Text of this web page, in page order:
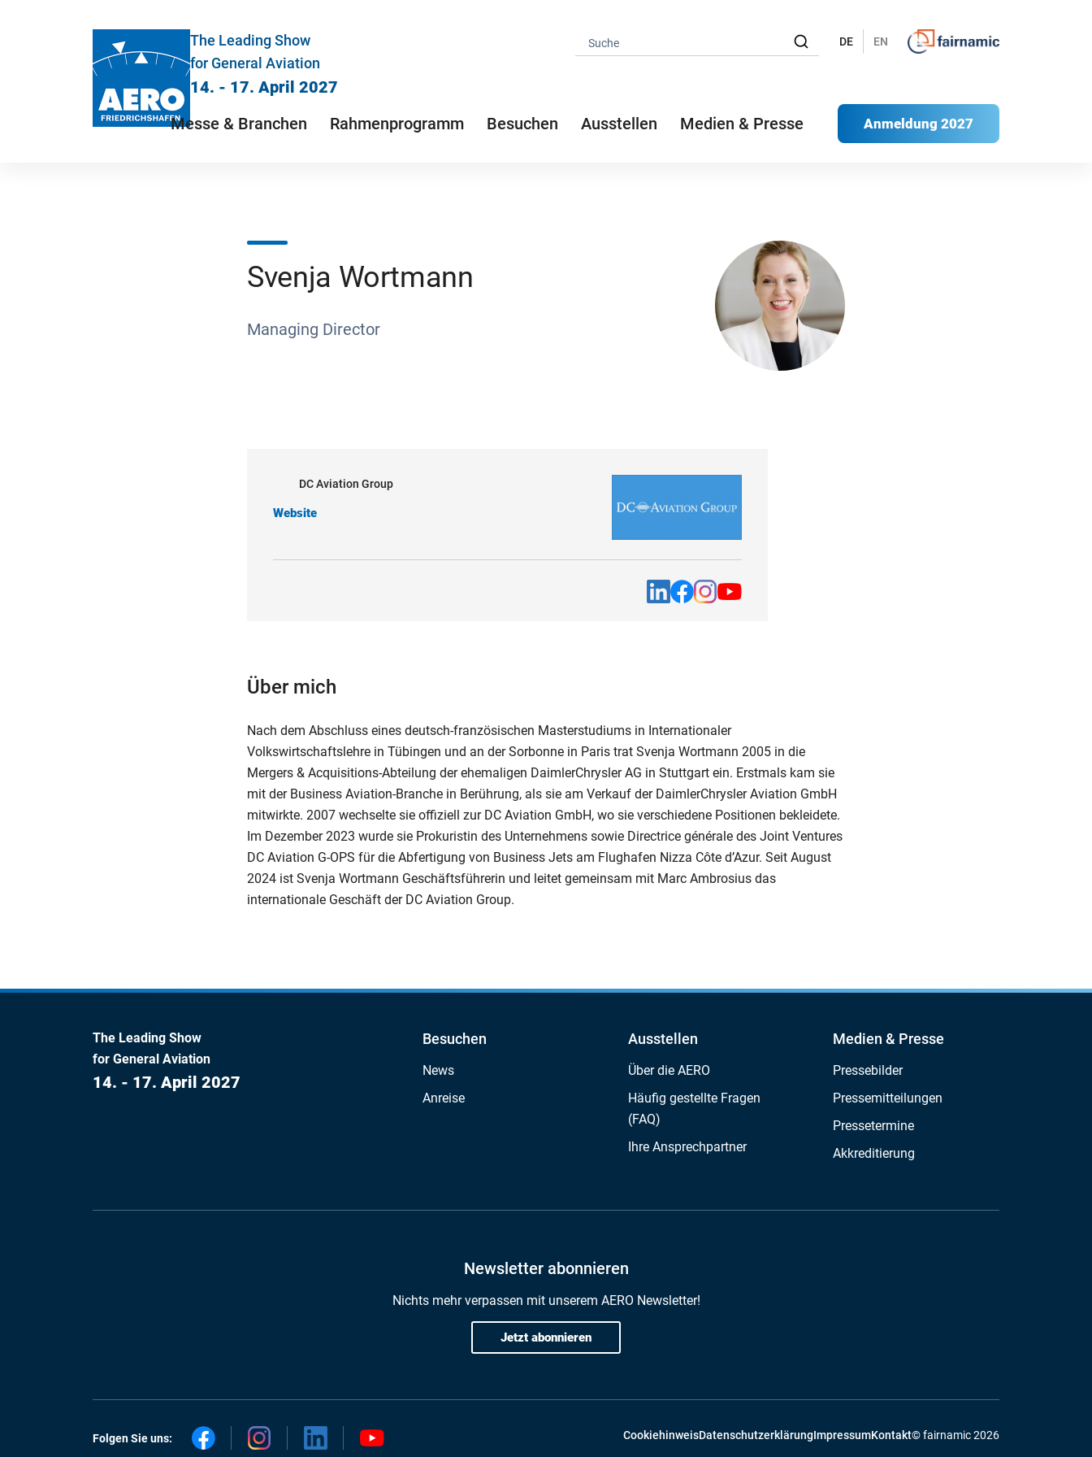
The Leading Show
for General Aviation
14. - 17. April 2027
DE EN
Messe & Branchen Rahmenprogramm Besuchen Ausstellen Medien & Presse Anmeldung 2027
Svenja Wortmann
Managing Director
DC Aviation Group
Website
Über mich
Nach dem Abschluss eines deutsch-französischen Masterstudiums in Internationaler
Volkswirtschaftslehre in Tübingen und an der Sorbonne in Paris trat Svenja Wortmann 2005 in die
Mergers & Acquisitions-Abteilung der ehemaligen DaimlerChrysler AG in Stuttgart ein. Erstmals kam sie
mit der Business Aviation-Branche in Berührung, als sie am Verkauf der DaimlerChrysler Aviation GmbH
mitwirkte. 2007 wechselte sie offiziell zur DC Aviation GmbH, wo sie verschiedene Positionen bekleidete.
Im Dezember 2023 wurde sie Prokuristin des Unternehmens sowie Directrice générale des Joint Ventures
DC Aviation G-OPS für die Abfertigung von Business Jets am Flughafen Nizza Côte d’Azur. Seit August
2024 ist Svenja Wortmann Geschäftsführerin und leitet gemeinsam mit Marc Ambrosius das
internationale Geschäft der DC Aviation Group.
The Leading Show
for General Aviation
14. - 17. April 2027
Besuchen
News
Anreise
Ausstellen
Über die AERO
Häufig gestellte Fragen
(FAQ)
Ihre Ansprechpartner
Medien & Presse
Pressebilder
Pressemitteilungen
Pressetermine
Akkreditierung
Newsletter abonnieren
Nichts mehr verpassen mit unserem AERO Newsletter!
Jetzt abonnieren
Folgen Sie uns: CookiehinweisDatenschutzerklärungImpressumKontakt© fairnamic 2026